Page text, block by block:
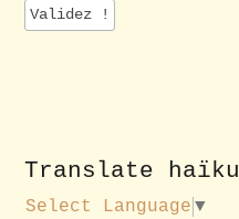
i
l
o
u
s
Translate haïku
Select Language ▼